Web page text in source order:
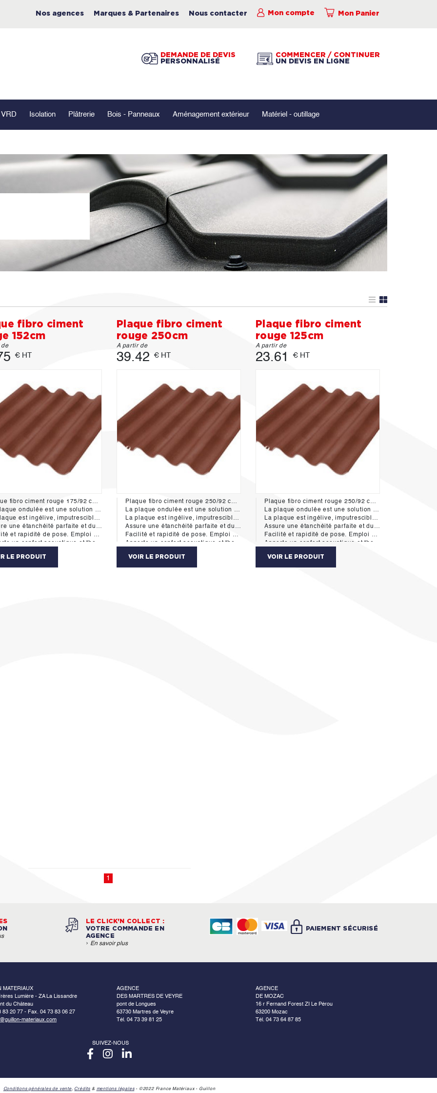
Nos agences Marques & Partenaires Nous contacter Mon compte Mon Panier
COMMENCER / CONTINUER
UN DEVIS EN LIGNE
DEMANDE DE DEVIS
PERSONNALISÉ
Isolation Plâtrerie Bois - Panneaux Aménagement extérieur Matériel - outillage
fibro ciment
152cm
de
€ HT
Plaque fibro ciment rouge 175/92 cm 6 ondes
une solution complète de couverture et bardage. Elle présente de nombreux atouts pour la construction et la rénovation de tous types de bâtiments.
est ingélive, imputrescible, incombustible, pérenne (filière P.V.A.).
étanchéité parfaite et durable, excellente résistance aux vents violents.
et rapidité de pose. Emploi dès 9% de pente.
un confort acoustique et thermique.
au DTU 40-37 de septembre 2011.
de bâtiments
LE PRODUIT
Plaque fibro ciment
rouge 250cm
A partir de
39.42 € HT
Plaque fibro ciment rouge 250/92 cm 6 ondes
La plaque ondulée est une solution complète de couverture et bardage. Elle présente de nombreux atouts pour la construction et la rénovation de tous types de bâtiments.
La plaque est ingélive, imputrescible, incombustible, pérenne (filière P.V.A.).
Assure une étanchéité parfaite et durable, excellente résistance aux vents violents.
Facilité et rapidité de pose. Emploi dès 9% de pente.
Apporte un confort acoustique et thermique.
Conforme au DTU 40-37 de septembre 2011.
Types de bâtiments
VOIR LE PRODUIT
Plaque fibro ciment
rouge 125cm
A partir de
23.61 € HT
Plaque fibro ciment rouge 250/92 cm 6 ondes
La plaque ondulée est une solution complète de couverture et bardage. Elle présente de nombreux atouts pour la construction et la rénovation de tous types de bâtiments.
La plaque est ingélive, imputrescible, incombustible, pérenne (filière P.V.A.).
Assure une étanchéité parfaite et durable, excellente résistance aux vents violents.
Facilité et rapidité de pose. Emploi dès 9% de pente.
Apporte un confort acoustique et thermique.
Conforme au DTU 40-37 de septembre 2011.
Types de bâtiments
VOIR LE PRODUIT
1
LE CLICK'N COLLECT :
VOTRE COMMANDE EN
AGENCE
› En savoir plus
PAIEMENT SÉCURISÉ
MATERIAUX
Lumière - ZA La Lissandre
du Château
83 20 77 - Fax. 04 73 83 06 27
materiaux.com
AGENCE
DES MARTRES DE VEYRE
pont de Longues
63730 Martres de Veyre
Tél. 04 73 39 81 25
AGENCE
DE MOZAC
16 r Fernand Forest ZI Le Pérou
63200 Mozac
Tél. 04 73 64 87 85
SUIVEZ-NOUS
Conditions générales de vente, Crédits & mentions légales- ©2022 France Matériaux - Guillon